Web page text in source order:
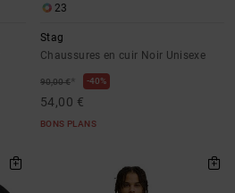
23
Stag
Chaussures en cuir Noir Unisexe
90,00 €* 40%
54,00 €
BONS PLANS